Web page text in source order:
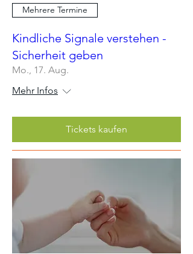
Mehrere Termine
Kindliche Signale verstehen -
Sicherheit geben
Mo., 17. Aug.
Mehr Infos
Tickets kaufen